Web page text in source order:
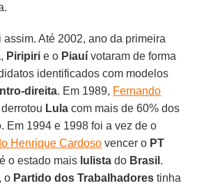
assim. Até 2002, ano da primeira
, Piripiri e o Piauí votaram de forma
identificados com modelos
direita. Em 1989, Fernando
derrotou Lula com mais de 60% dos
Em 1994 e 1998 foi a vez de o
Henrique Cardoso vencer o PT
o estado mais lulista do Brasil .
o Partido dos Trabalhadores tinha